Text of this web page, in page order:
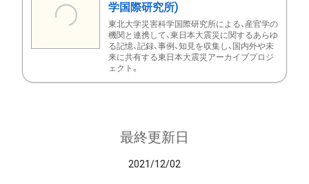
学国際研究所)
東北大学災害科学国際研究所による、産官学の
機関と連携して、東日本大震災に関するあらゆ
る記憶、記録、事例、知見を収集し、国内外や未
来に共有する東日本大震災アーカイブプロジ
ェクト。
最終更新日
2021/12/02